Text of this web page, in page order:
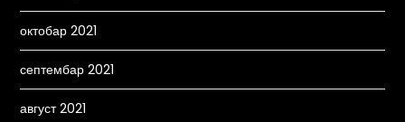
октобар 2021
септембар 2021
август 2021